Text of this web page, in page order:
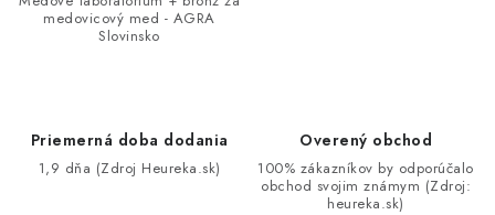
medovicový med - AGRA
Slovinsko
Priemerná doba dodania
1,9 dňa (Zdroj Heureka.sk)
Overený obchod
100% zákazníkov by odporúčalo
obchod svojim známym (Zdroj:
heureka.sk)